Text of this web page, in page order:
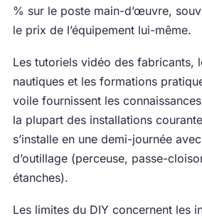
% sur le poste main-d’œuvre,
le prix de l’équipement lui-même.
Les tutoriels vidéo des fabricants,
nautiques et les formations
voile fournissent les
la plupart des installations
s’installe en une demi-journée
d’outillage (perceuse, passe-
étanches).
Les limites du DIY concernent les